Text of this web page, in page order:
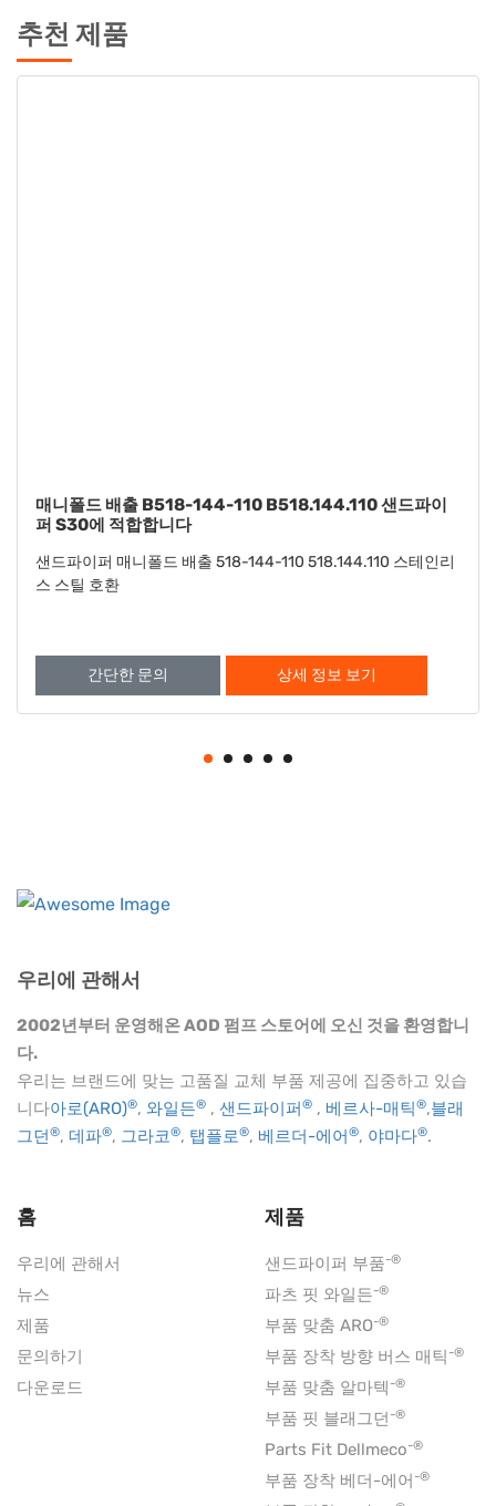
추천 제품
와셔 B901-022-115 B901.022.115 샌드파이퍼 S15
S20에 맞습니다
샌드파이퍼 S15 S20 와셔와 호환 901-022-115 901.022.115
간단한 문의 상세 정보 보기
우리에 관해서
2002년부터 운영해온 AOD 펌프 스토어에 오신 것을 환영합니
다.
우리는 브랜드에 맞는 고품질 교체 부품 제공에 집중하고 있습
니다아로(ARO)®, 와일든® , 샌드파이퍼® , 베르사-매틱®,블래
그던®, 데파®, 그라코®, 탭플로®, 베르더-에어®, 야마다®.
홈
우리에 관해서
뉴스
제품
문의하기
다운로드
제품
샌드파이퍼 부품-®
파츠 핏 와일든-®
부품 맞춤 ARO-®
부품 장착 방향 버스 매틱 -®
부품 맞춤 알마텍 -®
부품 핏 블래그던 -®
Parts Fit Dellmeco-®
부품 장착 베더-에어 -®